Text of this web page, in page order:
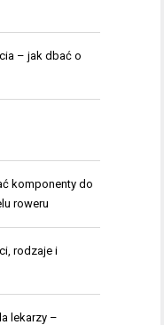
– jak dbać o
komponenty do
roweru
rodzaje i
lekarzy –